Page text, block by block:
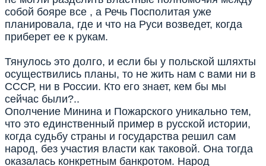
собой бояре все , а Речь Посполитая уже
планировала, где и что на Руси возведет, когда
приберет ее к рукам.
Тянулось это долго, и если бы у польской шляхты
осуществились планы, то не жить нам с вами ни в
СССР, ни в России. Кто его знает, кем бы мы
сейчас были?..
Ополчение Минина и Пожарского уникально тем,
что это единственный пример в русской истории,
когда судьбу страны и государства решил сам
народ, без участия власти как таковой. Она тогда
оказалась конкретным банкротом. Народ